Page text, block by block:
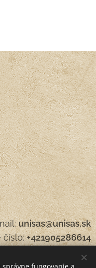
unisas@unisas.sk
číslo:+421905286614